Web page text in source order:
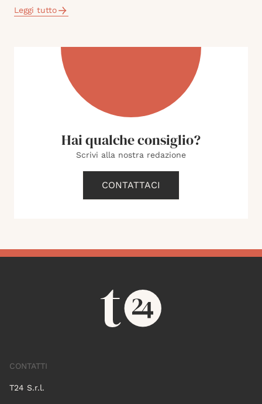
Leggi tutto
Hai qualche consiglio?
Scrivi alla nostra redazione
CONTATTACI
CONTATTI
T24 S.r.l.